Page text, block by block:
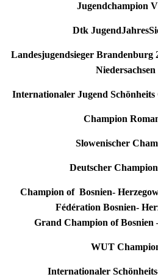
Jugendchampion
Dtk
Landesjugendsieger Brandenburg
Niedersachsen
Internationaler Jugend
Champion
Slowenischer
Deutscher
Champion of Bosnien-
Fédération Bosnien-
Grand Champion of Bosnien
WUT
Internationaler